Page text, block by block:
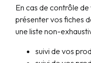
En cas de contrôle
présenter vos fiches
une liste non-
suivi de vos